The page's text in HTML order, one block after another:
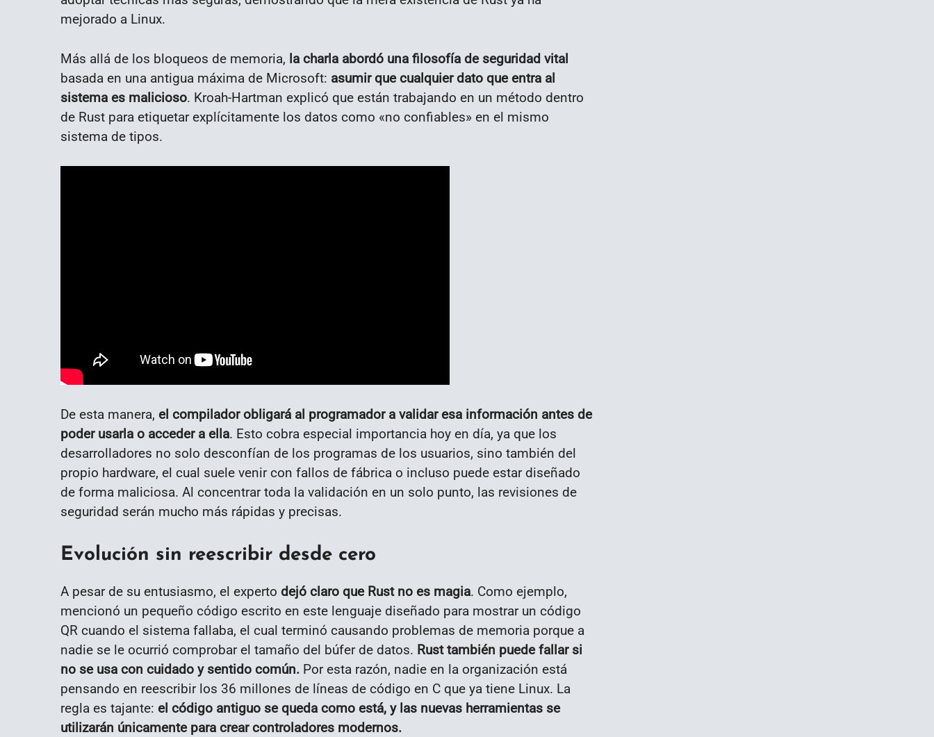
mejorado a Linux.
Más allá de los bloqueos de memoria, la charla abordó una filosofía de seguridad vital
basada en una antigua máxima de Microsoft: asumir que cualquier dato que entra al
sistema es malicioso. Kroah-Hartman explicó que están trabajando en un método dentro
de Rust para etiquetar explícitamente los datos como «no confiables» en el mismo
sistema de tipos.
De esta manera, el compilador obligará al programador a validar esa información antes de
poder usarla o acceder a ella. Esto cobra especial importancia hoy en día, ya que los
desarrolladores no solo desconfían de los programas de los usuarios, sino también del
propio hardware, el cual suele venir con fallos de fábrica o incluso puede estar diseñado
de forma maliciosa. Al concentrar toda la validación en un solo punto, las revisiones de
seguridad serán mucho más rápidas y precisas.
Evolución sin reescribir desde cero
A pesar de su entusiasmo, el experto dejó claro que Rust no es magia. Como ejemplo,
mencionó un pequeño código escrito en este lenguaje diseñado para mostrar un código
QR cuando el sistema fallaba, el cual terminó causando problemas de memoria porque a
nadie se le ocurrió comprobar el tamaño del búfer de datos. Rust también puede fallar si
no se usa con cuidado y sentido común. Por esta razón, nadie en la organización está
pensando en reescribir los 36 millones de líneas de código en C que ya tiene Linux. La
regla es tajante: el código antiguo se queda como está, y las nuevas herramientas se
utilizarán únicamente para crear controladores modernos.